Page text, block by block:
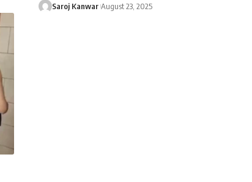
Saroj Kanwar August 23, 2025